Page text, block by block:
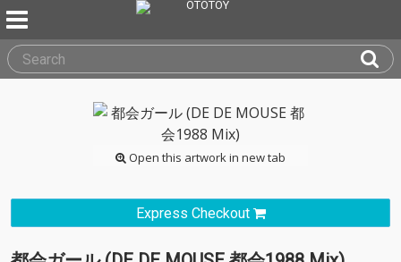
Open this artwork in new tab
Express Checkout